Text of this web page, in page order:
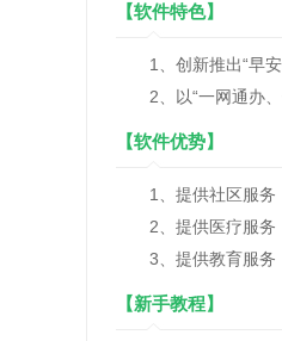
【软件特色】
1、创新推出“早安邵
2、以“一网通办、
【软件优势】
1、提供社区服务，
2、提供医疗服务，
3、提供教育服务，
【新手教程】